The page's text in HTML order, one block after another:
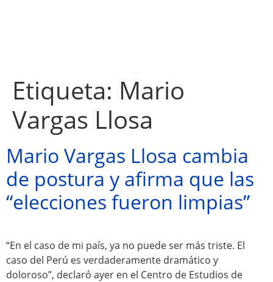
Atractivos
Etiqueta: Mario
Vargas Llosa
Mario Vargas Llosa cambia
de postura y afirma que las
“elecciones fueron limpias”
“En el caso de mi país, ya no puede ser más triste. El
caso del Perú es verdaderamente dramático y
doloroso”, declaró ayer en el Centro de Estudios de